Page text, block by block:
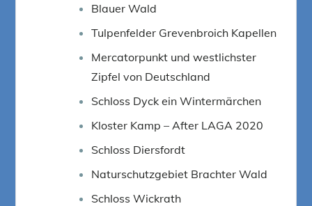
Blauer Wald
Tulpenfelder Grevenbroich Kapellen
Mercatorpunkt und westlichster
Zipfel von Deutschland
Schloss Dyck ein Wintermärchen
Kloster Kamp – After LAGA 2020
Schloss Diersfordt
Naturschutzgebiet Brachter Wald
Schloss Wickrath